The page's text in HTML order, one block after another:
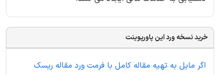
خرید نسخه ورد این پاورپوینت
اگر مایل به تهیه مقاله کامل با فرمت ورد مقاله ریسک